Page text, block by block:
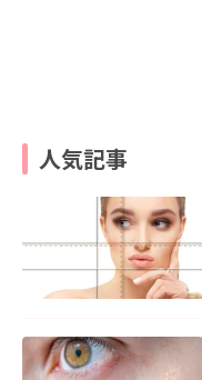
人気記事